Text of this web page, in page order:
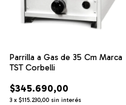
Parrilla a Gas de 35 Cm Marca
TST Corbelli
$345.690,00
3 x $115.230,00 sin interés